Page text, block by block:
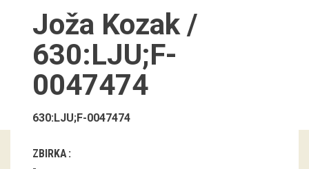
Stalne razstave
Občasne razstave
Gostovanja
E-razstave
Virtualni sprehodi
Razstavni projekti
Joža Kozak /
630:LJU;F-
0047474
630:LJU;F-0047474
ZBIRKA